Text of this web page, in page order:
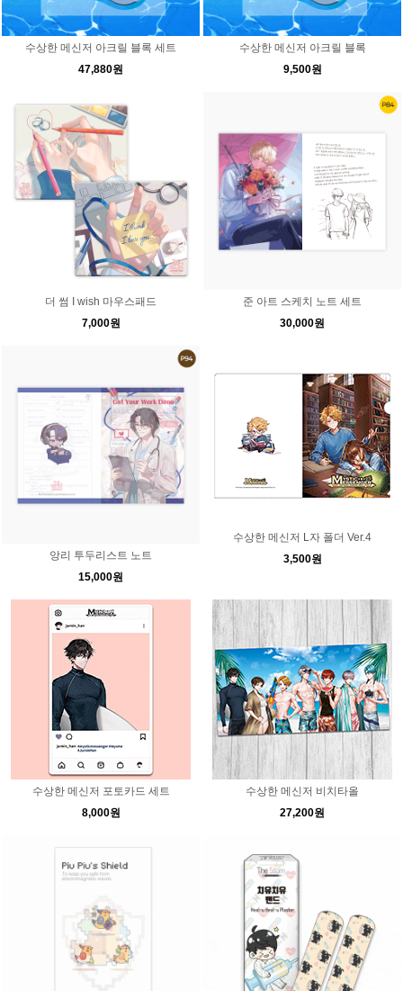
수상한 메신저 아크릴 블록 세트
47,880원
수상한 메신저 아크릴 블록
9,500원
더 썸 I wish 마우스패드
7,000원
준 아트 스케치 노트 세트
30,000원
앙리 투두리스트 노트
15,000원
수상한 메신저 L자 폴더 Ver.4
3,500원
수상한 메신저 포토카드 세트
8,000원
수상한 메신저 비치타올
27,200원